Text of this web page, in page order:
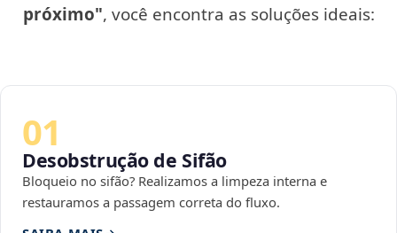
próximo", você encontra as soluções ideais:
01
Desobstrução de Sifão
Bloqueio no sifão? Realizamos a limpeza interna e
restauramos a passagem correta do fluxo.